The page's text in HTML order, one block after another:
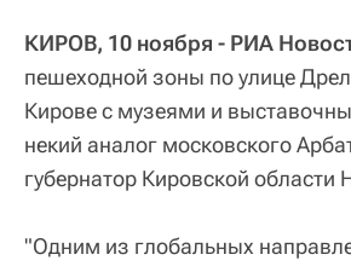
КИРОВ, 10 ноября - РИА
пешеходной зоны по улице
Кирове с музеями и
некий аналог московского
губернатор Кировской области
"Одним из глобальных